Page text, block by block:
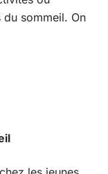
sommeil. On